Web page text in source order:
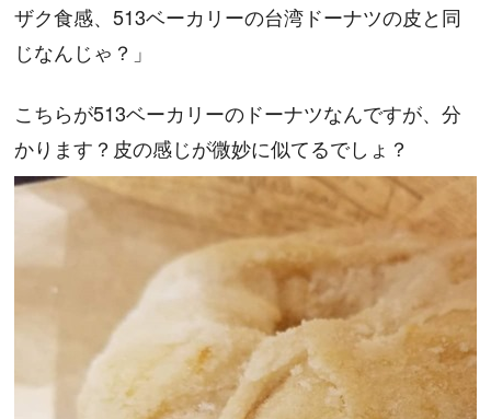
ザク食感、513ベーカリーの台湾ドーナツの皮と同
じなんじゃ？」
こちらが513ベーカリーのドーナツなんですが、分
かります？皮の感じが微妙に似てるでしょ？